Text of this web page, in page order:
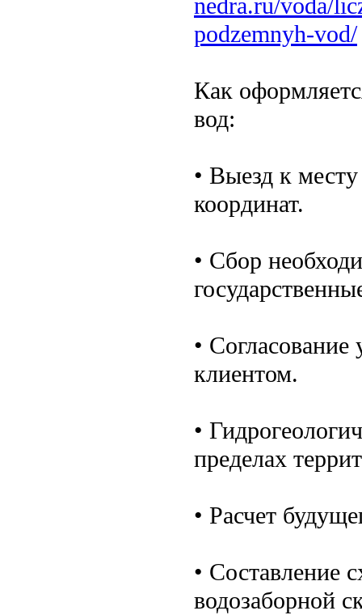
nedra.ru/voda/
podzemnyh-vod/
Как
вод:
• Выезд к
координат.
• Сбор
•
клиентом.
•
пределах
• Расчет
• Составление
водозаборной